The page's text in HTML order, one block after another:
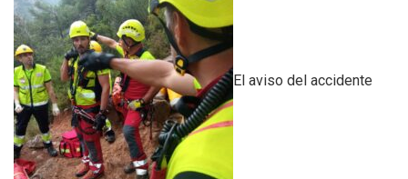
El aviso del accidente